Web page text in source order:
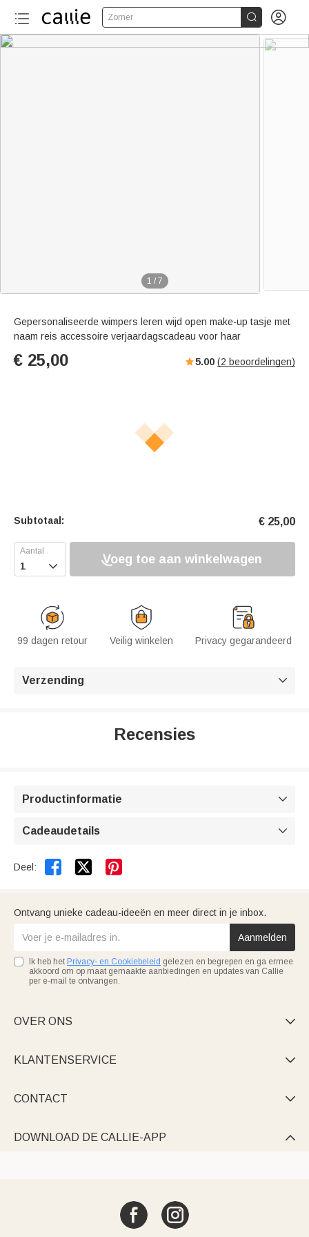
Zomer  
1 / 7
Gepersonaliseerde wimpers leren wijd open make-up tasje met
naam reis accessoire verjaardagscadeau voor haar
€ 25,00 5.00 (2 beoordelingen)
Subtotaal: € 25,00
 Voeg toe aan winkelwagen
99 dagen retour Veilig winkelen Privacy gegarandeerd
Verzending 
Recensies
Productinformatie 
Cadeaudetails 
Deel:  
Ontvang unieke cadeau-ideeën en meer direct in je inbox.
Aanmelden
Ik heb het Privacy- en Cookiebeleid gelezen en begrepen en ga ermee
akkoord om op maat gemaakte aanbiedingen en updates van Callie
per e-mail te ontvangen.
OVER ONS 
KLANTENSERVICE 
CONTACT 
DOWNLOAD DE CALLIE-APP 